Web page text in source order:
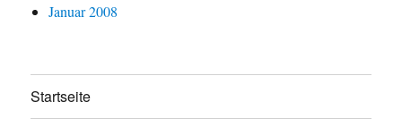
Januar 2008
Startseite